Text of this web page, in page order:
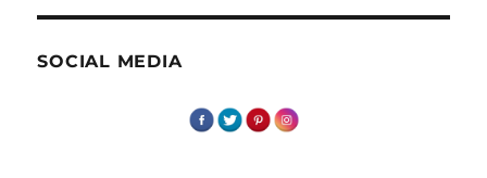
cu
SOCIAL MEDIA